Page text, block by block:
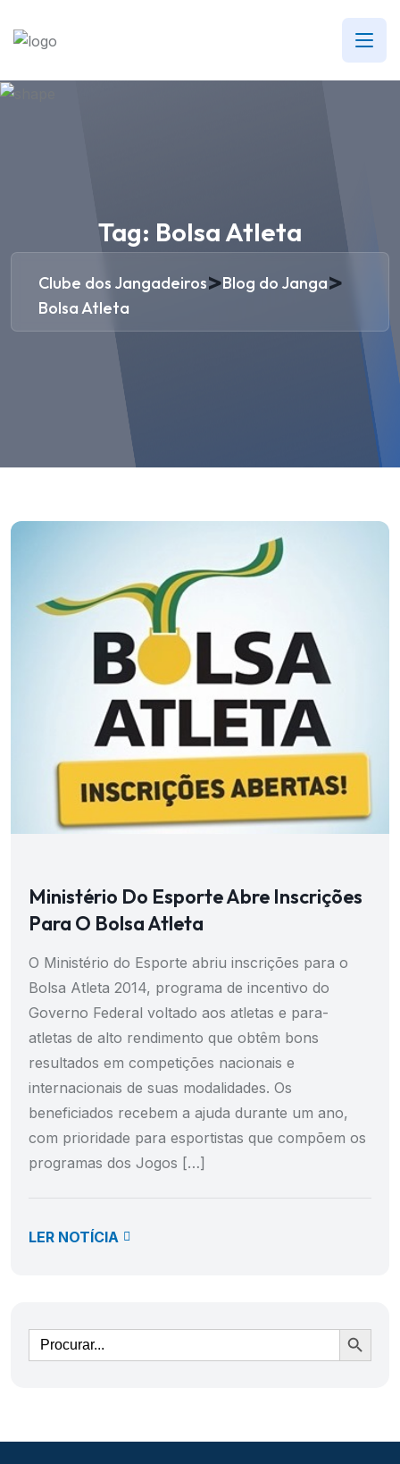
Tag: Bolsa Atleta
Clube dos Jangadeiros>Blog do Janga>
Bolsa Atleta
Ministério Do Esporte Abre Inscrições
Para O Bolsa Atleta
O Ministério do Esporte abriu inscrições para o
Bolsa Atleta 2014, programa de incentivo do
Governo Federal voltado aos atletas e para-
atletas de alto rendimento que obtêm bons
resultados em competições nacionais e
internacionais de suas modalidades. Os
beneficiados recebem a ajuda durante um ano,
com prioridade para esportistas que compõem os
programas dos Jogos […]
LER NOTÍCIA
Ir